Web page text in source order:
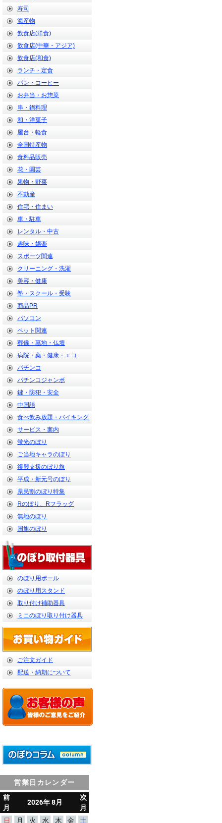
寿司
海産物
飲食店(洋食)
飲食店(中華・アジア)
飲食店(和食)
ランチ・定食
パン・コーヒー
お弁当・お惣菜
串・鍋料理
和・洋菓子
屋台・軽食
全国特産物
食料品販売
花・園芸
果物・野菜
不動産
住宅・住まい
車・駐車
レンタル・中古
趣味・娯楽
スポーツ関連
クリーニング・洗濯
美容・健康
塾・スクール・受験
商品PR
パソコン
ペット関連
葬儀・墓地・仏壇
病院・薬・健康・エコ
パチンコ
パチンコジャンボ
鍵・防犯・安全
中国語
食べ飲み放題・バイキング
サービス・案内
蛍光のぼり
ご当地キャラのぼり
復興支援のぼり旗
平成・新元号のぼり
県民割のぼり特集
Rのぼり、Rフラッグ
無地のぼり
国旗のぼり
のぼり用ポール
のぼり用スタンド
取り付け補助器具
ミニのぼり取り付け器具
ご注文ガイド
配送・納期について
営業日カレンダー